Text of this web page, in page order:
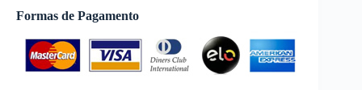
Formas de Pagamento